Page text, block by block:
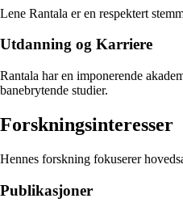
Lene Rantala er en respektert
Utdanning og Karriere
Rantala har en imponerende
banebrytende studier.
Forskningsinteresser
Hennes forskning fokuserer
Publikasjoner